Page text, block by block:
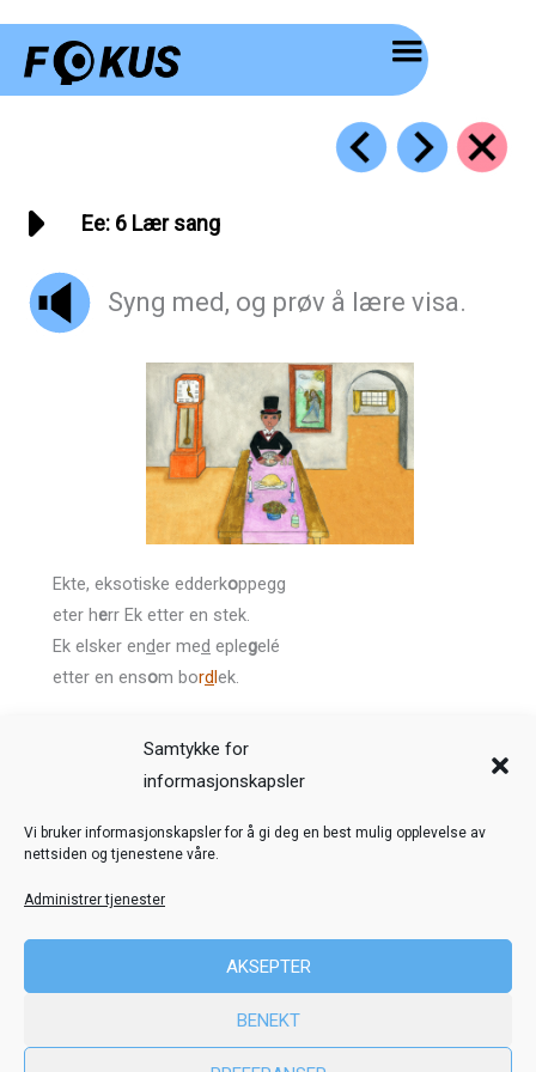
Samtykke for
informasjonskapsler
Vi bruker informasjonskapsler for å gi deg en best mulig opplevelse av
nettsiden og tjenestene våre.
Administrer tjenester
AKSEPTER
BENEKT
Ee: 6 Lær sang
Syng med, og prøv å lære visa.
Ekte, eksotiske edderkoppegg
eter herr Ek etter en stek.
Ek elsker ender med eplegelé
etter en ensom bordlek.
Fokus digital læringsressurs er utviklet i samarbeid med Dysleksi
Norge